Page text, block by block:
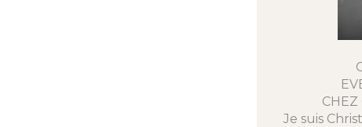
CHEZ
Je suis